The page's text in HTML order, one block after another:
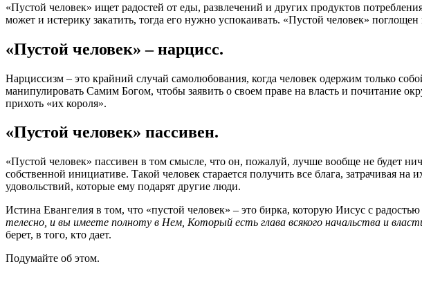
«Пустой человек» ищет радостей от еды, развлечений и других продуктов
может и истерику закатить, тогда его нужно успокаивать. «Пустой человек»
«Пустой человек» – нарцисс.
Нарциссизм – это крайний случай самолюбования, когда человек одержим только
манипулировать Самим Богом, чтобы заявить о своем праве на власть и почитание
прихоть «их короля».
«Пустой человек» пассивен.
«Пустой человек» пассивен в том смысле, что он, пожалуй, лучше вообще не будет
собственной инициативе. Такой человек старается получить все блага, затрачивая
удовольствий, которые ему подарят другие люди.
Истина Евангелия в том, что «пустой человек» – это бирка, которую Иисус с
телесно, и вы имеете полноту в Нем, Который есть глава всякого начальства и
берет, в того, кто дает.
Подумайте об этом.